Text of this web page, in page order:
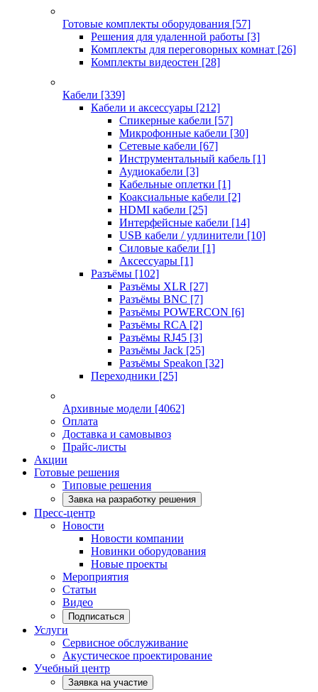
Готовые комплекты оборудования [57]
Решения для удаленной работы [3]
Комплекты для переговорных комнат [26]
Комплекты видеостен [28]
Кабели [339]
Кабели и аксессуары [212]
Спикерные кабели [57]
Микрофонные кабели [30]
Сетевые кабели [67]
Инструментальный кабель [1]
Аудиокабели [3]
Кабельные оплетки [1]
Коаксиальные кабели [2]
HDMI кабели [25]
Интерфейсные кабели [14]
USB кабели / удлинители [10]
Силовые кабели [1]
Аксессуары [1]
Разъёмы [102]
Разъёмы XLR [27]
Разъёмы BNC [7]
Разъёмы POWERCON [6]
Разъёмы RCA [2]
Разъёмы RJ45 [3]
Разъёмы Jack [25]
Разъёмы Speakon [32]
Переходники [25]
Архивные модели [4062]
Оплата
Доставка и самовывоз
Прайс-листы
Акции
Готовые решения
Типовые решения
Завка на разработку решения
Пресс-центр
Новости
Новости компании
Новинки оборудования
Новые проекты
Мероприятия
Статьи
Видео
Подписаться
Услуги
Сервисное обслуживание
Акустическое проектирование
Учебный центр
Заявка на участие